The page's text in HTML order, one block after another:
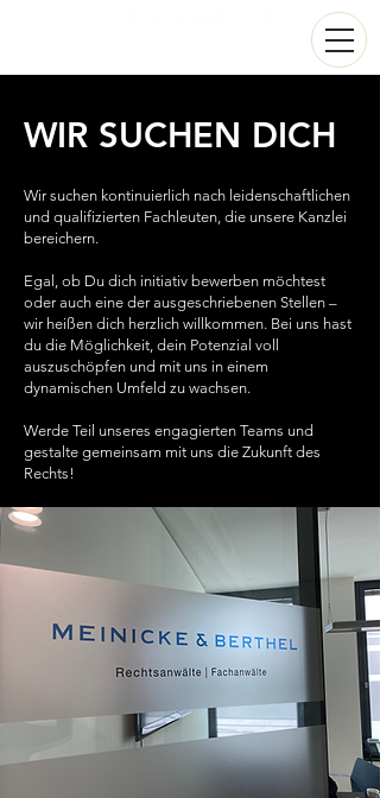
WIR SUCHEN DICH
Wir suchen kontinuierlich nach leidenschaftlichen
und qualifizierten Fachleuten, die unsere Kanzlei
bereichern.
Egal, ob Du dich initiativ bewerben möchtest
oder auch eine der ausgeschriebenen Stellen –
wir heißen dich herzlich willkommen. Bei uns hast
du die Möglichkeit, dein Potenzial voll
auszuschöpfen und mit uns in einem
dynamischen Umfeld zu wachsen.
Werde Teil unseres engagierten Teams und
gestalte gemeinsam mit uns die Zukunft des
Rechts!